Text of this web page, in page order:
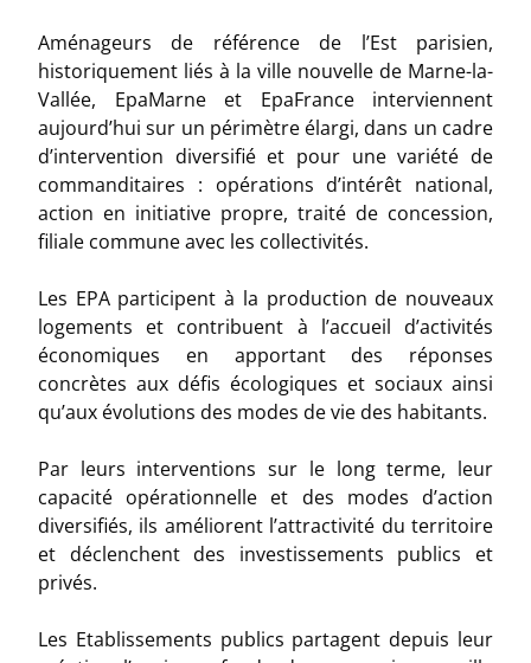
Aménageurs de référence de l’Est parisien,
historiquement liés à la ville nouvelle de Marne-la-
Vallée, EpaMarne et EpaFrance interviennent
aujourd’hui sur un périmètre élargi, dans un cadre
d’intervention diversifié et pour une variété de
commanditaires : opérations d’intérêt national,
action en initiative propre, traité de concession,
filiale commune avec les collectivités.
Les EPA participent à la production de nouveaux
logements et contribuent à l’accueil d’activités
économiques en apportant des réponses
concrètes aux défis écologiques et sociaux ainsi
qu’aux évolutions des modes de vie des habitants.
Par leurs interventions sur le long terme, leur
capacité opérationnelle et des modes d’action
diversifiés, ils améliorent l’attractivité du territoire
et déclenchent des investissements publics et
privés.
Les Etablissements publics partagent depuis leur